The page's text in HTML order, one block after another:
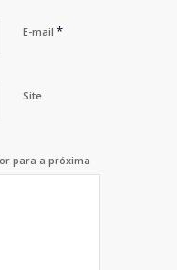
E-mail *
Site
para a próxima